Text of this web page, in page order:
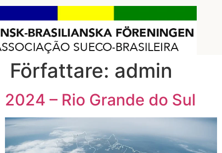
Författare: admin
2024 – Rio Grande do Sul